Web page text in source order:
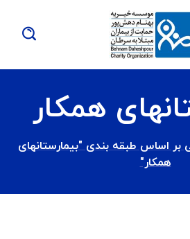
همکار
بر اساس طبقه بندی "بیمارستانهای
همکار"